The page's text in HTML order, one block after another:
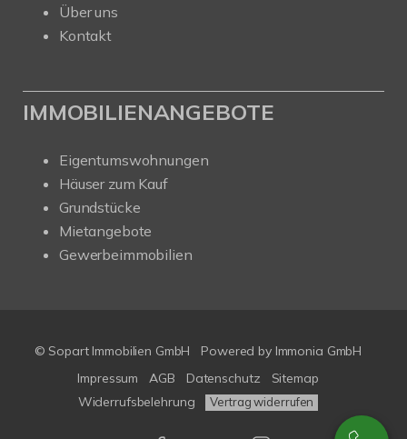
Über uns
Kontakt
IMMOBILIENANGEBOTE
Eigentumswohnungen
Häuser zum Kauf
Grundstücke
Mietangebote
Gewerbeimmobilien
© Sopart Immobilien GmbH Powered by Immonia GmbH
Impressum
AGB Datenschutz
Sitemap
Widerrufsbelehrung
Vertrag widerrufen